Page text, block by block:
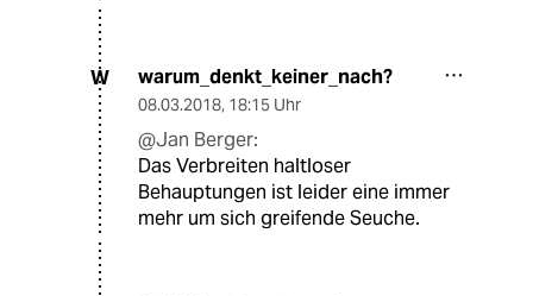
W warum_denkt_keiner_nach?
08.03.2018, 18:15 Uhr
@Jan Berger:
Das Verbreiten haltloser
Behauptungen ist leider eine immer
mehr um sich greifende Seuche.